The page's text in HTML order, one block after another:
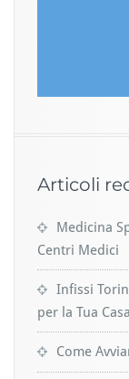
Articoli
Medicina
Centri Medici
Infissi
per la Tua Casa
Come